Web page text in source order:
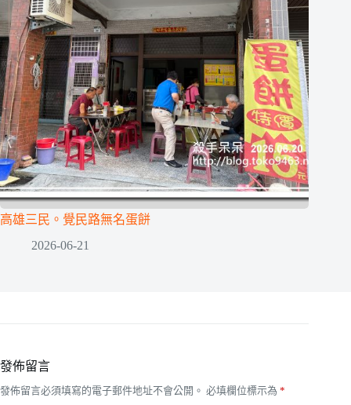
高雄三民。覺民路無名蛋餅
2026-06-21
發佈留言
發佈留言必須填寫的電子郵件地址不會公開。 必填欄位標示為 *